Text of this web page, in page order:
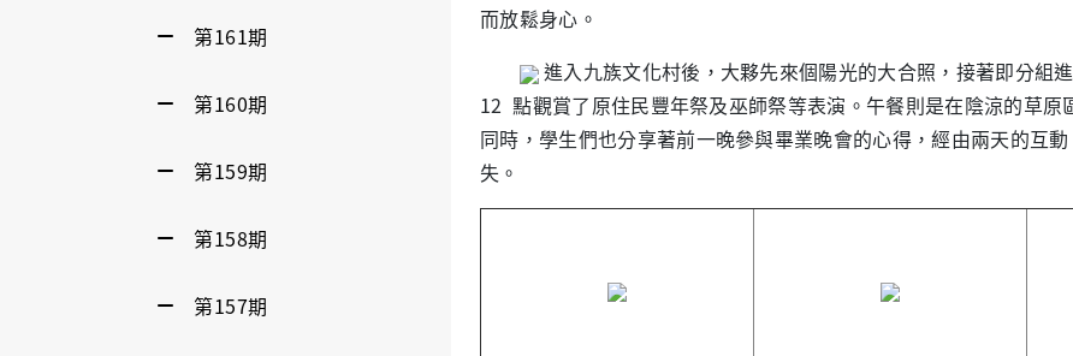
第161期
第160期
第159期
第158期
第157期
而放鬆身心。
進入九族文化村後，大夥先來個陽光的大合照，接著即分組
12 點觀賞了原住民豐年祭及巫師祭等表演。午餐則是在陰涼的草原
同時，學生們也分享著前一晚參與畢業晚會的心得，經由兩天的互
失。